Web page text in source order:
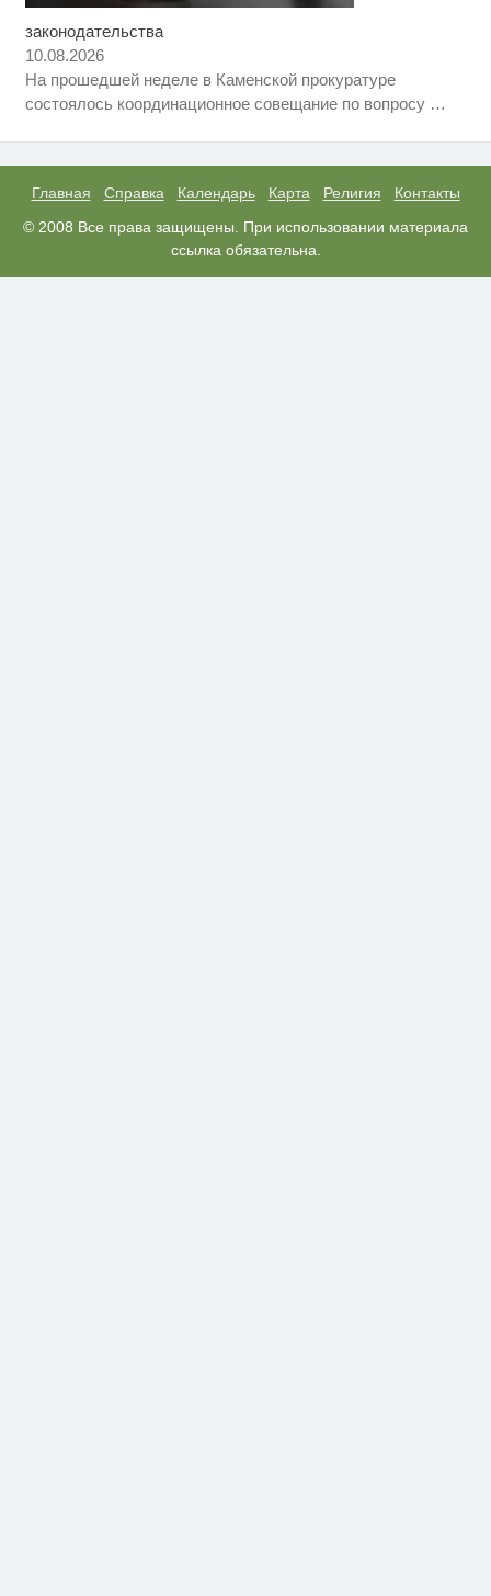
законодательства
10.08.2026
На прошедшей неделе в Каменской прокуратуре
состоялось координационное совещание по вопросу …
Главная Справка Календарь Карта Религия
Контакты
© 2008 Все права защищены. При использовании материала
ссылка обязательна.
Скрытая камера на пляже
Королева вагона отожгла! Видео
не оставит равнодушным
i
Ролик из Омска: вы будете